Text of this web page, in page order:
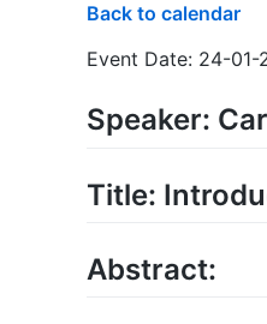
Back to calendar
Event Date: 24-
Speaker:
Title:
Abstract: